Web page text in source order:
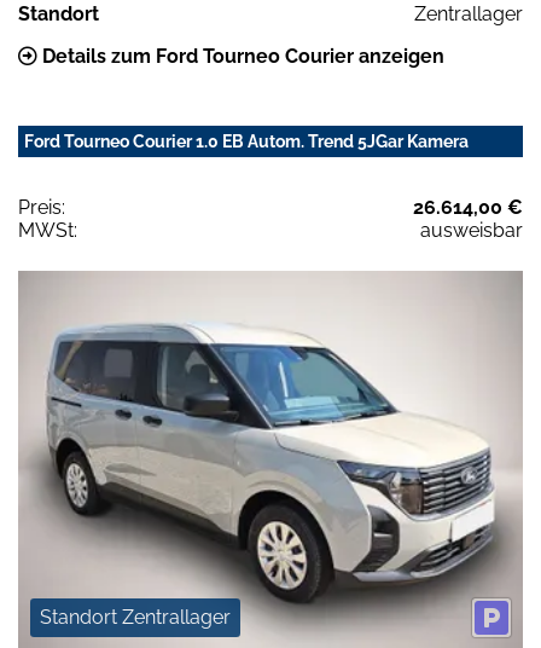
Standort
Zentrallager
Details zum Ford Tourneo Courier anzeigen
Ford Tourneo Courier 1.0 EB Autom. Trend 5JGar Kamera
Preis:
26.614,00 €
MWSt:
ausweisbar
Standort Zentrallager